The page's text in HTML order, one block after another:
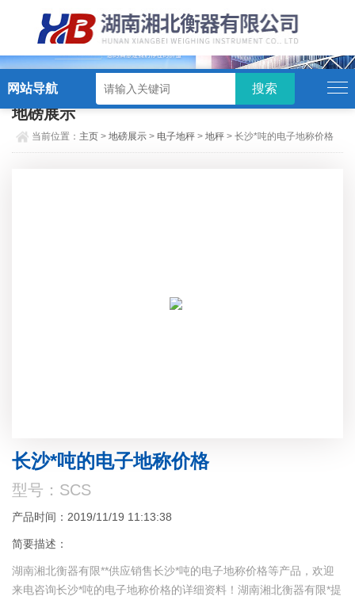
网站导航
地磅展示
当前位置： 主页 >地磅展示 > 电子地秤 >地秤 > 长沙*吨的电子地称价格
长沙*吨的电子地称价格
型号：SCS
产品时间：2019/11/19 11:13:38
简要描述：
湖南湘北衡器有限**供应销售长沙*吨的电子地称价格等产品，欢迎
来电咨询长沙*吨的电子地称价格的详细资料！湖南湘北衡器有限*提